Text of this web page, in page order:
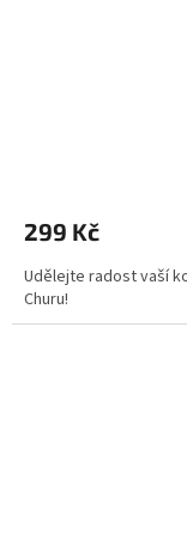
299 Kč
Udělejte radost vaší
Churu!